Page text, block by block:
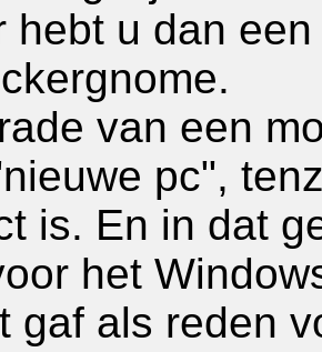
hebt u dan
van een
pc",
is. En in dat
het
gaf als reden